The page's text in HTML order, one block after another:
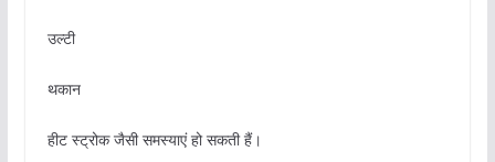
उल्टी
थकान
हीट स्ट्रोक जैसी समस्याएं हो सकती हैं।